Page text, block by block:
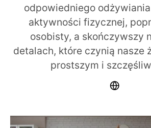
odpowiedniego
aktywności fizycznej,
osobisty, a skończywszy
detalach, które czynią nasze
prostszym i